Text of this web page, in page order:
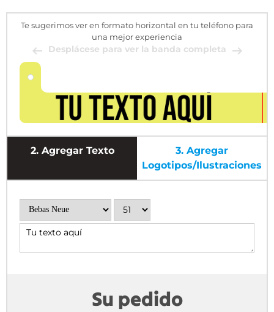
Te sugerimos ver en formato horizontal en tu teléfono para
una mejor experiencia
Desplácese para ver la banda completa
2. Agregar Texto 3. Agregar
Logotipos/ilustraciones
Su pedido